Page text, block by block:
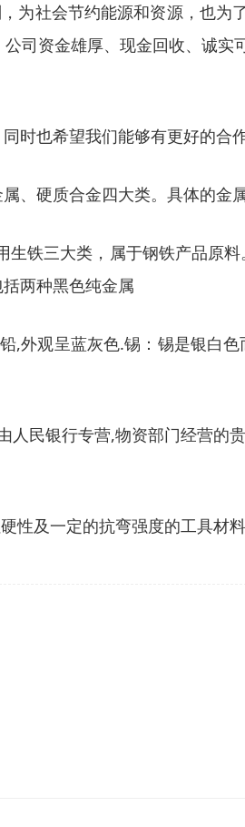
为社会节约能源和资源，也
司资金雄厚、现金回收、诚
时也希望我们能够有更好的合
、硬质合金四大类。具体的金
铁三大类，属于钢铁产品原
两种黑色纯金属
,外观呈蓝灰色.锡：锡是银白
民银行专营,物资部门经营的
及一定的抗弯强度的工具材